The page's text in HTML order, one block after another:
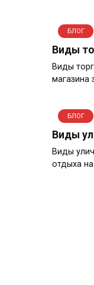
БЛОГ
Виды
Виды
магазина
БЛОГ
Виды
Виды
отдыха